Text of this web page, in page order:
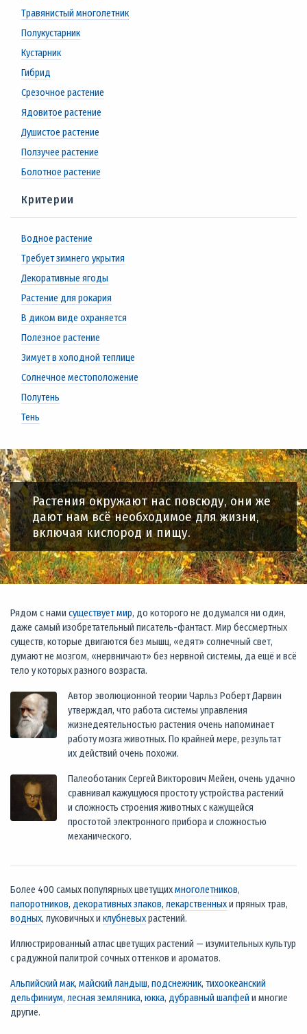
Травянистый многолетник
Полукустарник
Кустарник
Гибрид
Срезочное растение
Ядовитое растение
Душистое растение
Ползучее растение
Болотное растение
Критерии
Водное растение
Требует зимнего укрытия
Декоративные ягоды
Растение для рокария
В диком виде охраняется
Полезное растение
Зимует в холодной теплице
Солнечное местоположение
Полутень
Тень
Растения окружают нас повсюду, они же
дают нам всё необходимое для жизни,
включая кислород и пищу.
Рядом с нами существует мир, до которого не додумался ни один,
даже самый изобретательный писатель-фантаст. Мир бессмертных
существ, которые двигаются без мышц, «едят» солнечный свет,
думают не мозгом, «нервничают» без нервной системы, да ещё и всё
тело у которых разного возраста.
Автор эволюционной теории Чарльз Роберт Дарвин
утверждал, что работа системы управления
жизнедеятельностью растения очень напоминает
работу мозга животных. По крайней мере, результат
их действий очень похожи.
Палеоботаник Сергей Викторович Мейен, очень удачно
сравнивал кажущуюся простоту устройства растений
и сложность строения животных с кажущейся
простотой электронного прибора и сложностью
механического.
Более 400 самых популярных цветущихмноголетников,
папоротников, декоративных злаков, лекарственныхи пряных трав,
водных, луковичных и клубневыхрастений.
Иллюстрированный атлас цветущих растений — изумительных культур
с радужной палитрой сочных оттенков и ароматов.
Альпийский мак, майский ландыш, подснежник, тихоокеанский
дельфиниум, лесная земляника, юкка, дубравный шалфей и многие
другие.